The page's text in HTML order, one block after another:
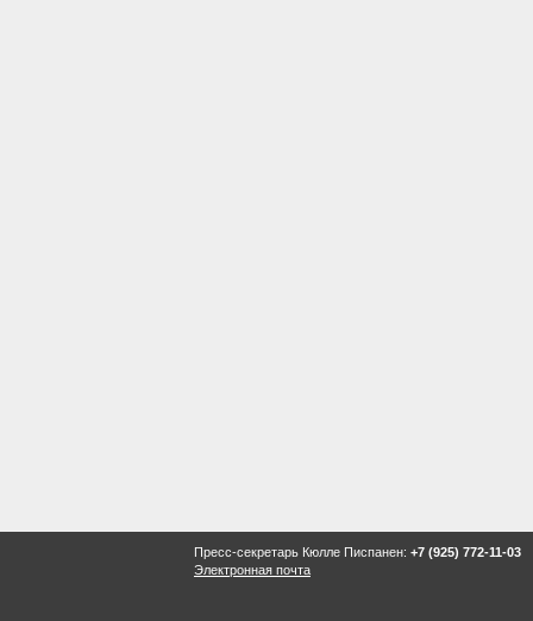
Пресс-секретарь Кюлле Писпанен: +7 (925) 772-11-03
Электронная почта